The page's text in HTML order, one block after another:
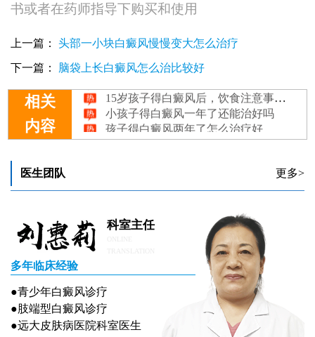
书或者在药师指导下购买和使用
上一篇： 头部一小块白癜风慢慢变大怎么治疗
下一篇： 脑袋上长白癜风怎么治比较好
相关
内容
6个月的孩子得白癜风是什么原因呢？
小孩子得白癜风有啥表现
小孩子得白癜风一年了还能治好吗
孩子得白癜风两年了怎么治疗好
医生团队 更多>
科室主任
多年临床经验
●青少年白癜风诊疗
●肢端型白癜风诊疗
●远大皮肤病医院科室医生